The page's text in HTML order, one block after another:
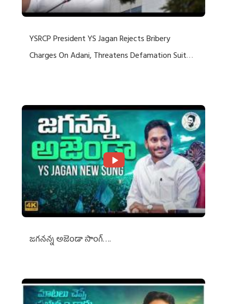
YSRCP President YS Jagan Rejects Bribery
Charges On Adani, Threatens Defamation Suit
జగనన్న అజెండా సాంగ్….